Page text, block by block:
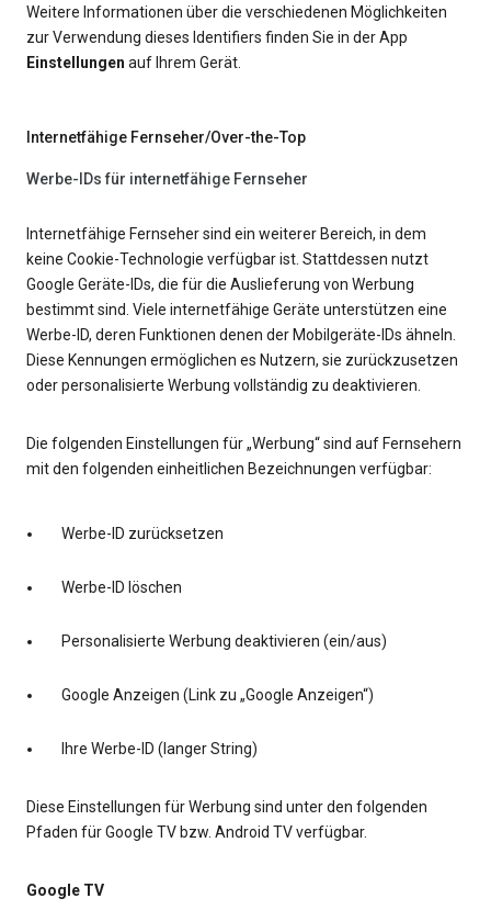
Weitere Informationen über die verschiedenen Möglichkeiten
zur Verwendung dieses Identifiers finden Sie in der App
Einstellungen auf Ihrem Gerät.
Internetfähige Fernseher/Over-the-Top
Werbe-IDs für internetfähige Fernseher
Internetfähige Fernseher sind ein weiterer Bereich, in dem
keine Cookie-Technologie verfügbar ist. Stattdessen nutzt
Google Geräte-IDs, die für die Auslieferung von Werbung
bestimmt sind. Viele internetfähige Geräte unterstützen eine
Werbe-ID, deren Funktionen denen der Mobilgeräte-IDs ähneln.
Diese Kennungen ermöglichen es Nutzern, sie zurückzusetzen
oder personalisierte Werbung vollständig zu deaktivieren.
Die folgenden Einstellungen für „Werbung“ sind auf Fernsehern
mit den folgenden einheitlichen Bezeichnungen verfügbar:
Werbe-ID zurücksetzen
Werbe-ID löschen
Personalisierte Werbung deaktivieren (ein/aus)
Google Anzeigen (Link zu „Google Anzeigen“)
Ihre Werbe-ID (langer String)
Diese Einstellungen für Werbung sind unter den folgenden
Pfaden für Google TV bzw. Android TV verfügbar.
Google TV